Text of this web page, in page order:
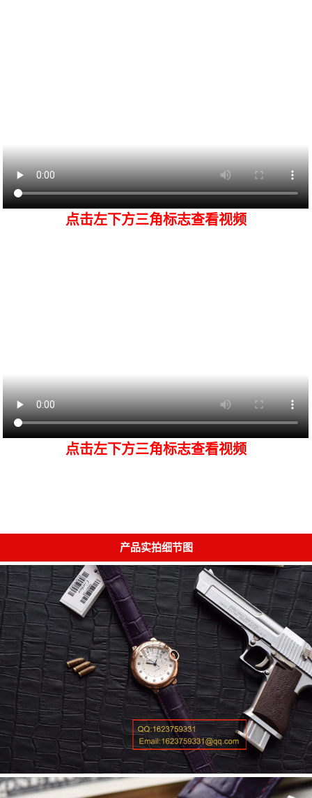
点击左下方三角标志查看视频
点击左下方三角标志查看视频
产品实拍细节图